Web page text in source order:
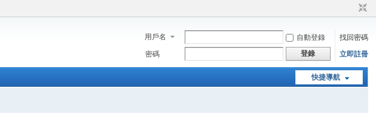
用戶名 自動登錄
找回密碼
密碼
登錄 立即註冊
快捷導航